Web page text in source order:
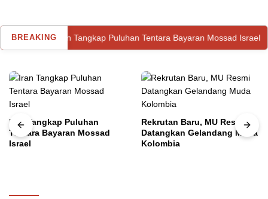
BREAKING
Iran Tangkap Puluhan Tentara Bayaran Mossad Israel
Iran Tangkap Puluhan
Tentara Bayaran Mossad
Israel
Rekrutan Baru, MU Resmi
Datangkan Gelandang Muda
Kolombia
Jumlah Penduduk Miskin di Sulteng Capai